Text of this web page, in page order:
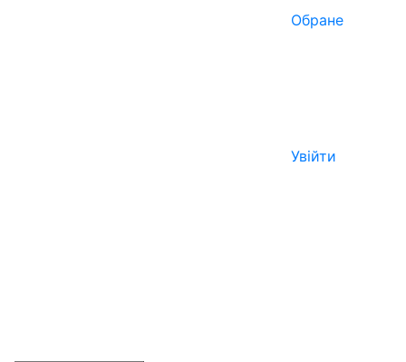
Обране
Увійти